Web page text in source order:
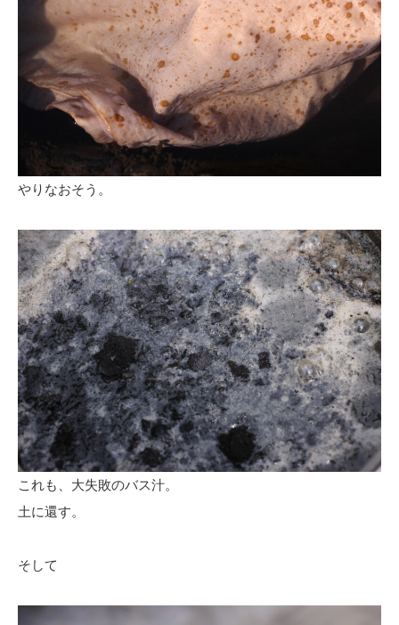
やりなおそう。
これも、大失敗のバス汁。
土に還す。
そして